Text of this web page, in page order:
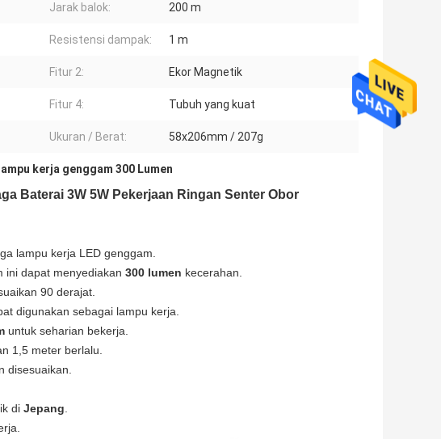
Jarak balok: 200 m
Resistensi dampak: 1 m
Fitur 2: Ekor Magnetik
Fitur 4: Tubuh yang kuat
Ukuran / Berat: 58x206mm / 207g
lampu kerja genggam 300 Lumen
Baterai 3W 5W Pekerjaan Ringan Senter Obor
lampu kerja LED genggam.
ini dapat menyediakan 300 lumen kecerahan.
90 derajat.
digunakan sebagai lampu kerja.
untuk seharian bekerja.
1,5 meter berlalu.
disesuaikan.
di Jepang.